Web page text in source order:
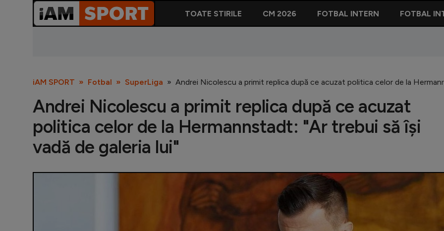
TOATE STIRILE CM 2026 FOTBAL INTERN FOTBAL
iAM SPORT Fotbal SuperLiga Andrei Nicolescu a primit replica după ce acuzat politica celor de la
Andrei Nicolescu a primit replica după ce acuzat
politica celor de la Hermannstadt: "Ar trebui să își
vadă de galeria lui"